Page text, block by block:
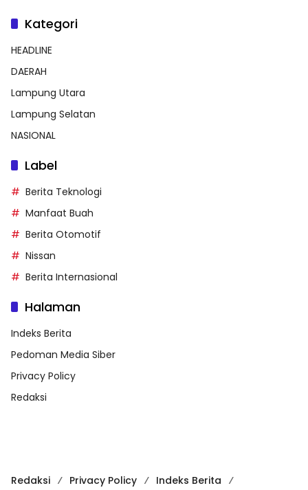
Kategori
HEADLINE
DAERAH
Lampung Utara
Lampung Selatan
NASIONAL
Label
Berita Teknologi
Manfaat Buah
Berita Otomotif
Nissan
Berita Internasional
Halaman
Indeks Berita
Pedoman Media Siber
Privacy Policy
Redaksi
Redaksi Privacy Policy Indeks Berita